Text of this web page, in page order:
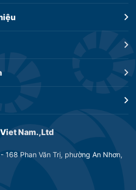
Nam.,Ltd
168 Phan Văn Trị, phường An Nhơn,